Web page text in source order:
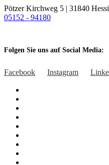
Pötzer Kirchweg 5 | 31840
05152 - 94180
Folgen Sie uns auf Social Media:
Facebook Instagram